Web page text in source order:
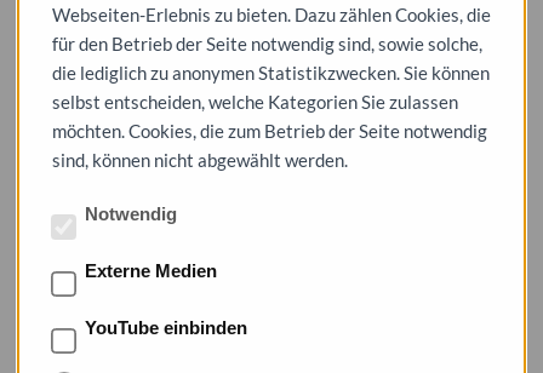
Veranstaltung findet im Archivverbund Dessau (Alter
Wasserturm, Heidestraße 21) statt. Der Eintritt ist frei. Um
Anmeldung gebeten.
Dessauer Kalender, 68. Jahrgang (2024)
herausgegeben vom Stadtarchiv Dessau-Roßlau
224 S., 247 Abbildungen
Mehr zum
Webseiten-Erlebnis zu bieten. Dazu zählen Cookies, die
für den Betrieb der Seite notwendig sind, sowie solche,
die lediglich zu anonymen Statistikzwecken. Sie können
selbst entscheiden, welche Kategorien Sie zulassen
möchten. Cookies, die zum Betrieb der Seite notwendig
sind, können nicht abgewählt werden.
Notwendig
Externe Medien
YouTube einbinden